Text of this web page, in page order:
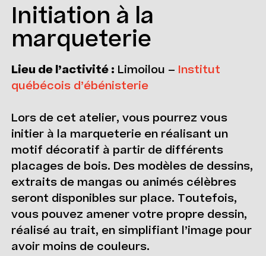
Initiation à la
marqueterie
Lieu de l’activité : Limoilou – Institut
québécois d’ébénisterie
Lors de cet atelier, vous pourrez vous
initier à la marqueterie en réalisant un
motif décoratif à partir de différents
placages de bois. Des modèles de dessins,
extraits de mangas ou animés célèbres
seront disponibles sur place. Toutefois,
vous pouvez amener votre propre dessin,
réalisé au trait, en simplifiant l’image pour
avoir moins de couleurs.